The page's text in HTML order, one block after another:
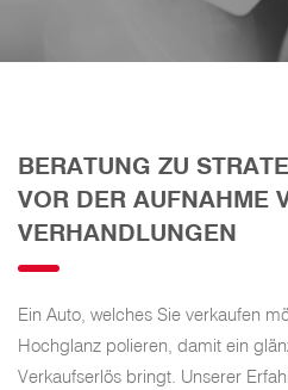
BERATUNG ZU
VOR DER AUFNAHME
VERHANDLUNGEN
Ein Auto, welches Sie verkaufen
Hochglanz polieren, damit ein
Verkaufserlös bringt. Unserer